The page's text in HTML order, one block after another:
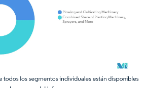
El uso requiere atribución según CC BY 4.0.